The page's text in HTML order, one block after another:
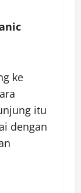
ke
itu
dengan